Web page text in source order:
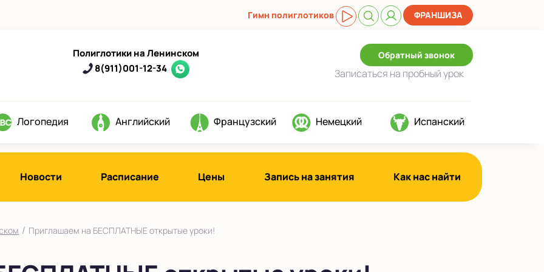
Гимн полиглотиков ФРАНШИЗА
Полиглотики на Ленинском
8(911)001-12-34
Обратный звонок
Записаться на пробный урок
Логопедия Английский Французский Немецкий Испанский
Новости Расписание Цены Запись на занятия Как нас найти
/ Приглашаем на БЕСПЛАТНЫЕ открытые уроки!